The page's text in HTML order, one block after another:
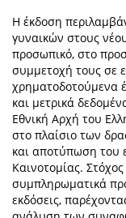
Η έκδοση
γυναικών στους
προσωπικό, στο
συμμετοχή τους σε
χρηματοδοτούμενα
και μετρικά
Εθνική Αρχή του
στο πλαίσιο των
και αποτύπωση του
Καινοτομίας.
συμπληρωματικά
εκδόσεις,